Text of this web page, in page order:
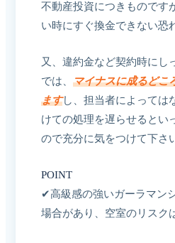
不動産投資につきものです
い時にすぐ換金できない恐
又、違約金など契約時にし
では、 マイナスに成るどこ
ますし、担当者によっては
けての処理を遅らせるとい
ので充分に気をつけて下さ
POINT
✔︎高級感の強いガーラマン
場合があり、空室のリスク